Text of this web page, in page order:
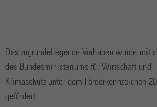
Das zugrundeliegende Vorhaben wurde mit
des Bundesministeriums für Wirtschaft und
Klimaschutz unter dem Förderkennzeichen
gefördert.